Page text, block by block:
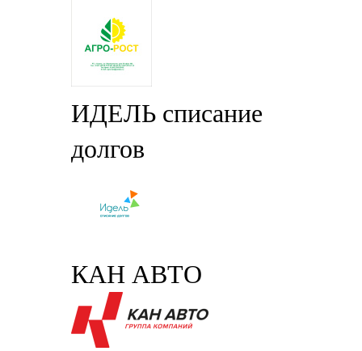
ИДЕЛЬ списание
долгов
КАН АВТО